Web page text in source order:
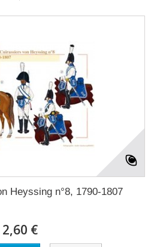
Heyssing n°8, 1790-1807
2,60 €